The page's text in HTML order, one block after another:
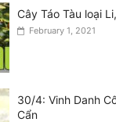
Cây Táo Tàu loại
February 1, 2021
30/4: Vinh Danh
Cẩn